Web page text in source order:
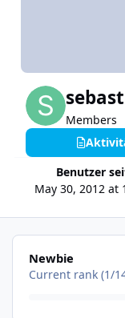
Members
Benutzer
May 30, 2012 at
Alle anzeigen
Newbie
Current rank (1/